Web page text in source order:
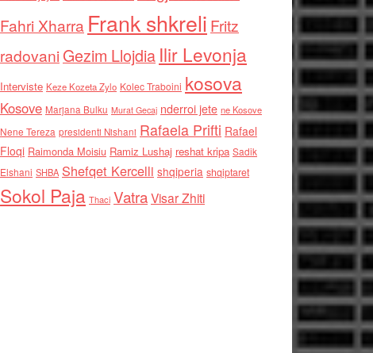
Fahri Xharra Frank shkreli Fritz
radovaniGezim Llojdia Ilir Levonja
Interviste Keze Kozeta Zylo Kolec Traboini kosova
Kosove Marjana Bulku Murat Gecaj nderroi jete ne Kosove
Nene Tereza presidenti Nishani Rafaela Prifti Rafael
Floqi Raimonda Moisiu Ramiz Lushaj reshat kripa Sadik
Elshani SHBA Shefqet Kercelli shqiperia shqiptaret
Sokol Paja Thaci VatraVisar Zhiti